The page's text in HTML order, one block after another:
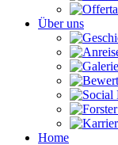
Über uns
Home